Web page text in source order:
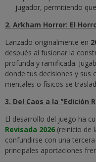
jugador, permitiendo
2. Arkham Horror: El
Lanzado originalmente en
después al fusionar la
profunda y ramificada.
donde tus decisiones y sus
mentales o físicos se
3. Del Caos a la "Edición
El desarrollo del juego ha
Revisada 2026 (reinicio de
confundirse con una
principales aportaciones